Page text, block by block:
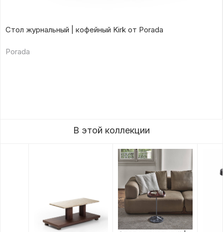
Стол журнальный | кофейный Kirk от Porada
Porada
В этой коллекции